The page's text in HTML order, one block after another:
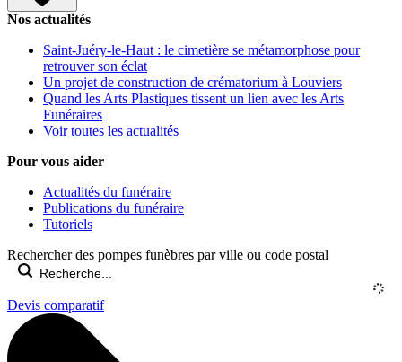
Nos actualités
Saint-Juéry-le-Haut : le cimetière se métamorphose pour
retrouver son éclat
Un projet de construction de crématorium à Louviers
Quand les Arts Plastiques tissent un lien avec les Arts
Funéraires
Voir toutes les actualités
Pour vous aider
Actualités du funéraire
Publications du funéraire
Tutoriels
Rechercher des pompes funèbres par ville ou code postal
Devis comparatif